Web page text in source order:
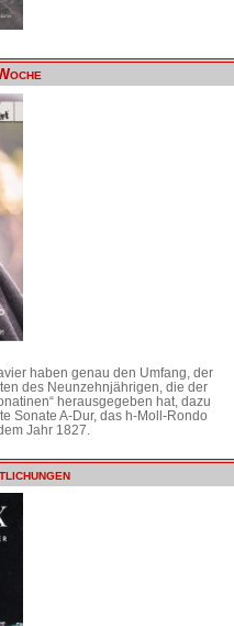
haben genau den Umfang, der
des Neunzehnjährigen, die der
herausgegeben hat, dazu
Sonate A-Dur, das h-Moll-Rondo
Jahr 1827.